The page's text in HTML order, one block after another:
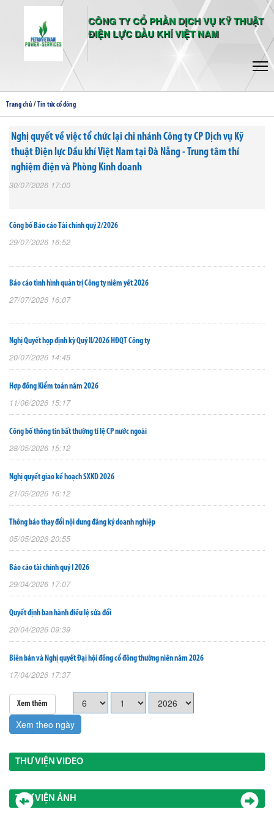
CÔNG TY CỔ PHẦN DỊCH VỤ KỸ THUẬT
ĐIỆN LỰC DẦU KHÍ VIỆT NAM
Trang chủ / Tin tức cổ đông
Nghị quyết về việc tổ chức lại chi nhánh Công ty CP Dịch vụ Kỹ
thuật Điện lực Dầu khí Việt Nam tại Đà Nẵng - Trung tâm thí
nghiệm điện và Phòng Kinh doanh
30/07/2026 17:00
Công bố Báo cáo Tài chính quý 2/2026
29/07/2026 16:52
Báo cáo tình hình quản trị Công ty niêm yết 2026
27/07/2026 16:07
Nghị Quyết họp định kỳ Quý II/2026 HĐQT Công ty
20/07/2026 14:45
Hợp đồng Kiểm toán năm 2026
11/06/2026 15:17
Công bố thông tin bất thường tỉ lệ CP nước ngoài
28/05/2026 15:12
Nghị quyết giao kế hoạch SXKD 2026
21/05/2026 16:12
Thông báo thay đổi nội dung đăng ký doanh nghiệp
05/05/2026 20:55
Báo cáo tài chính quý I 2026
29/04/2026 17:07
Quyết định ban hành điều lệ sửa đổi
20/04/2026 09:39
Biên bản và Nghị quyết Đại hội đồng cổ đông thường niên năm 2026
17/04/2026 17:37
Xem thêm
Xem theo ngày
THƯ VIỆN VIDEO
THƯ VIỆN ẢNH